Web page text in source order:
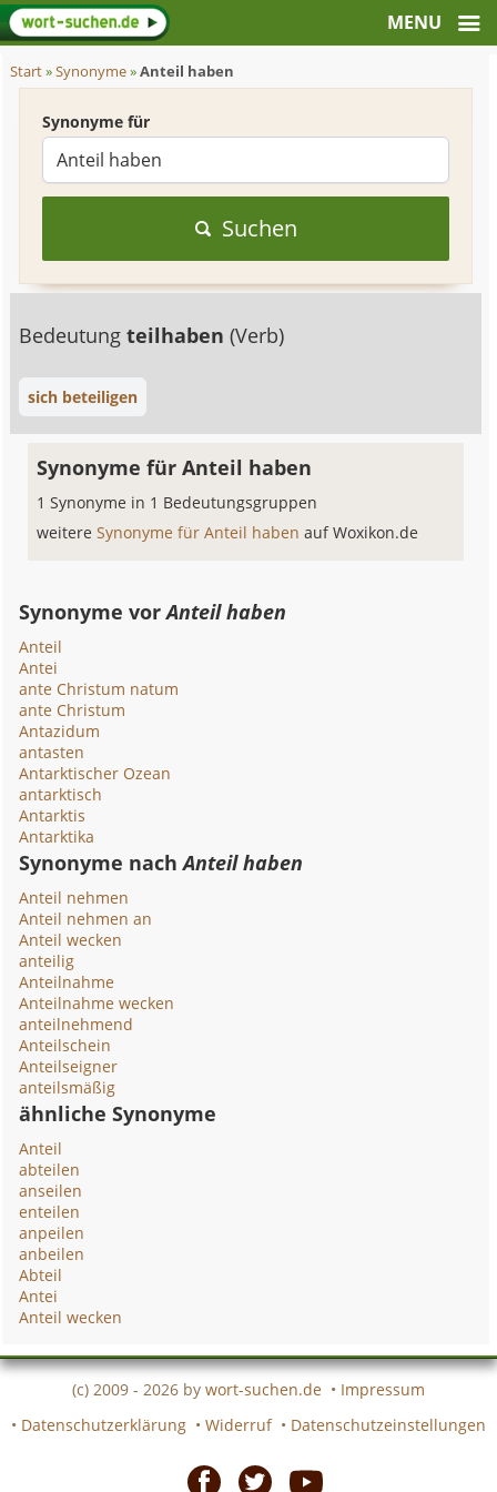
Start»Synonyme»Anteil haben
Synonyme für
Suchen
Bedeutungteilhaben(Verb)
sich beteiligen
Synonyme für Anteil haben
1 Synonyme in 1 Bedeutungsgruppen
weitereSynonyme für Anteil habenauf Woxikon.de
Synonyme vorAnteil haben
Anteil
Antei
ante Christum natum
ante Christum
Antazidum
antasten
Antarktischer Ozean
antarktisch
Antarktis
Antarktika
Synonyme nachAnteil haben
Anteil nehmen
Anteil nehmen an
Anteil wecken
anteilig
Anteilnahme
Anteilnahme wecken
anteilnehmend
Anteilschein
Anteilseigner
anteilsmäßig
ähnliche Synonyme
Anteil
abteilen
anseilen
enteilen
anpeilen
anbeilen
Abteil
Antei
Anteil wecken
(c) 2009 - 2026 by wort-suchen.de • Impressum
• Datenschutzerklärung • Widerruf • Datenschutzeinstellungen